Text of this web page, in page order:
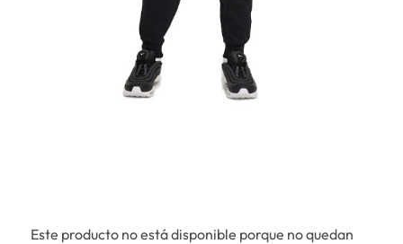
Este producto no está disponible porque no quedan